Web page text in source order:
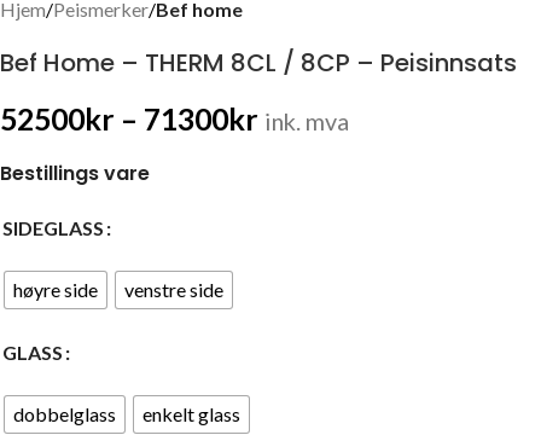
Hjem Peismerker Bef home
Bef Home – THERM 8CL / 8CP – Peisinnsats
52500kr – 71300kr ink. mva
Bestillings vare
SIDEGLASS
høyre side venstre side
GLASS
dobbelglass enkelt glass